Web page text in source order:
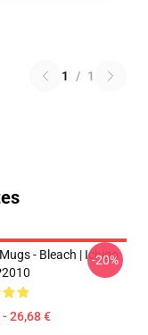
1 / 1
- Bleach | Ichigo
26,68 €
-20%